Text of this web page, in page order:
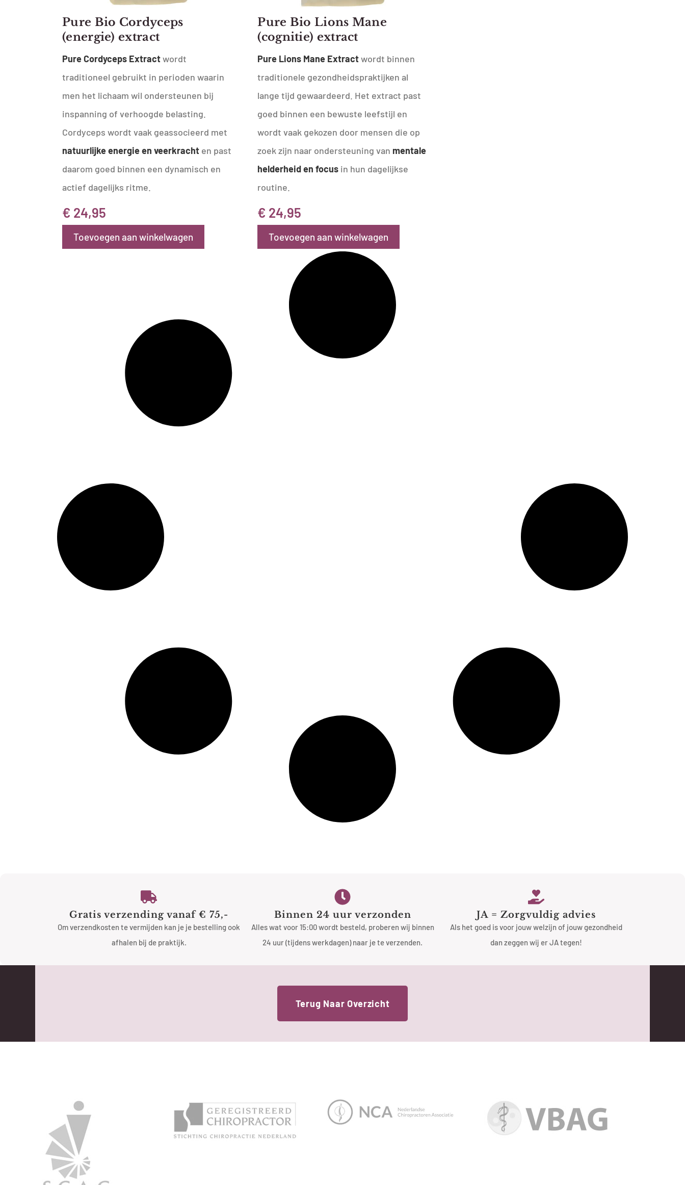
Pure Bio Cordyceps
(energie) extract
Pure Cordyceps Extractwordt
traditioneel gebruikt in perioden waarin
men het lichaam wil ondersteunen bij
inspanning of verhoogde belasting.
Cordyceps wordt vaak geassocieerd met
natuurlijke energie en veerkracht en past
daarom goed binnen een dynamisch en
actief dagelijks ritme.
€ 24,95
Toevoegen aan winkelwagen
Pure Bio Lions Mane
(cognitie) extract
Pure Lions Mane Extractwordt binnen
traditionele gezondheidspraktijken al
lange tijd gewaardeerd. Het extract past
goed binnen een bewuste leefstijl en
wordt vaak gekozen door mensen die op
zoek zijn naar ondersteuning van mentale
helderheid en focus in hun dagelijkse
routine.
€ 24,95
Toevoegen aan winkelwagen
Gratis verzending vanaf € 75,-
Om verzendkosten te vermijden kan je je bestelling ook
afhalen bij de praktijk.
Binnen 24 uur verzonden
Alles wat voor 15:00 wordt besteld, proberen wij binnen
24 uur (tijdens werkdagen) naar je te verzenden.
JA = Zorgvuldig advies
Als het goed is voor jouw welzijn of jouw gezondheid
dan zeggen wij er JA tegen!
Terug Naar Overzicht